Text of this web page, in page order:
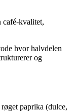
café-kvalitet,
hvor halvdelen
og
paprika (dulce,